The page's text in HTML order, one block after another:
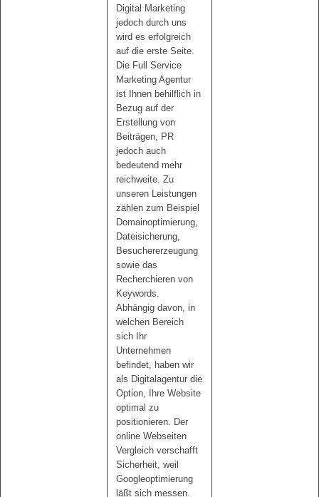
Digital Marketing
jedoch durch uns
wird es erfolgreich
auf die erste Seite.
Die Full Service
Marketing Agentur
ist Ihnen behilflich in
Bezug auf der
Erstellung von
Beiträgen, PR
jedoch auch
bedeutend mehr
reichweite. Zu
unseren Leistungen
zählen zum Beispiel
Domainoptimierung,
Dateisicherung,
Besuchererzeugung
sowie das
Recherchieren von
Keywords.
Abhängig davon, in
welchen Bereich
sich Ihr
Unternehmen
befindet, haben wir
als Digitalagentur die
Option, Ihre Website
optimal zu
positionieren. Der
online Webseiten
Vergleich verschafft
Sicherheit, weil
Googleoptimierung
läßt sich messen.